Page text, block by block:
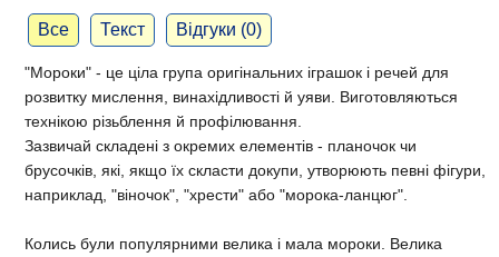
Все Текст Відгуки (0)
"Мороки" - це ціла група оригінальних іграшок і речей для
розвитку мислення, винахідливості й уяви. Виготовляються
технікою різьблення й профілювання.
Зазвичай складені з окремих елементів - планочок чи
брусочків, які, якщо їх скласти докупи, утворюють певні фігури,
наприклад, "віночок", "хрести" або "морока-ланцюг".
Колись були популярними велика і мала мороки. Велика